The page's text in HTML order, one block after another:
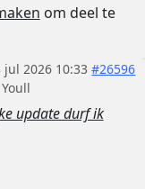
om deel te
jul 2026 10:33 #26596
Youll
update durf ik